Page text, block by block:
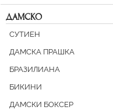
ДАМСКО
СУТИЕН
ДАМСКА ПРАШКА
БРАЗИЛИАНА
БИКИНИ
ДАМСКИ БОКСЕР